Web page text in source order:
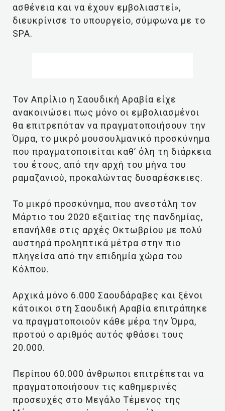
ασθένεια και να έχουν εμβολιαστεί»,
διευκρίνισε το υπουργείο, σύμφωνα με το
SPA.
Τον Απρίλιο η Σαουδική Αραβία είχε
ανακοινώσει πως μόνο οι εμβολιασμένοι
θα επιτρεπόταν να πραγματοποιήσουν την
Όμρα, το μικρό μουσουλμανικό προσκύνημα
που πραγματοποιείται καθ’ όλη τη διάρκεια
του έτους, από την αρχή του μήνα του
ραμαζανιού, προκαλώντας δυσαρέσκειες.
Το μικρό προσκύνημα, που ανεστάλη τον
Μάρτιο του 2020 εξαιτίας της πανδημίας,
επανήλθε στις αρχές Οκτωβρίου με πολύ
αυστηρά προληπτικά μέτρα στην πιο
πληγείσα από την επιδημία χώρα του
Κόλπου.
Αρχικά μόνο 6.000 Σαουδάραβες και ξένοι
κάτοικοι στη Σαουδική Αραβία επιτράπηκε
να πραγματοποιούν κάθε μέρα την Όμρα,
προτού ο αριθμός αυτός φθάσει τους
20.000.
Περίπου 60.000 άνθρωποι επιτρέπεται να
πραγματοποιήσουν τις καθημερινές
προσευχές στο Μεγάλο Τέμενος της